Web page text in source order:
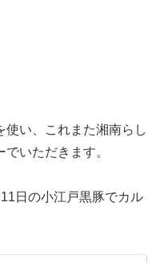
使い、これまた湘南らし
いただきます。
日の小江戸黒豚でカル